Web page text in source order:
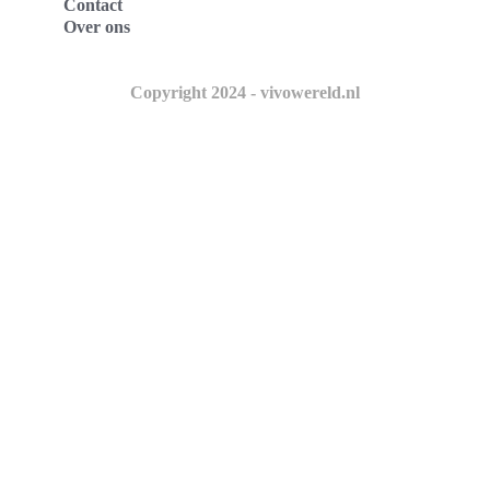
Contact
Over ons
Copyright 2024 - vivowereld.nl